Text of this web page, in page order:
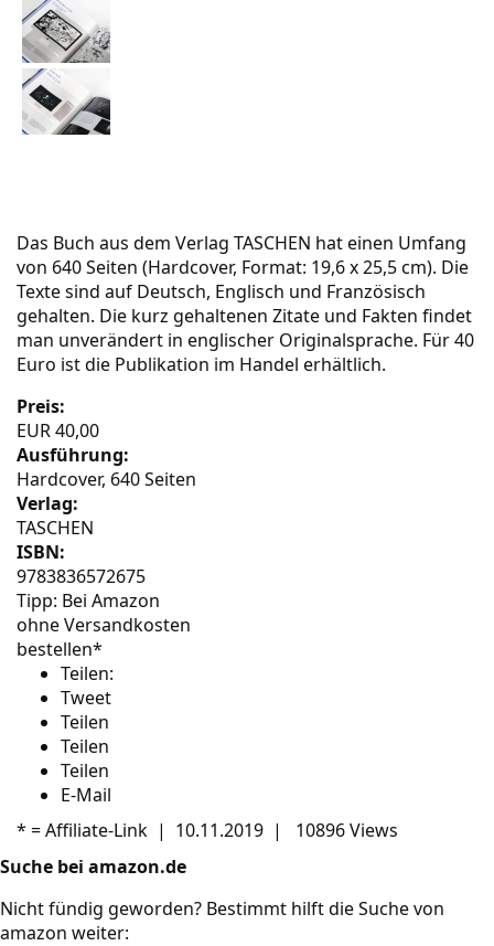
Das Buch aus dem Verlag TASCHEN hat einen Umfang
von 640 Seiten (Hardcover, Format: 19,6 x 25,5 cm). Die
Texte sind auf Deutsch, Englisch und Französisch
gehalten. Die kurz gehaltenen Zitate und Fakten findet
man unverändert in englischer Originalsprache. Für 40
Euro ist die Publikation im Handel erhältlich.
Preis:
EUR 40,00
Ausführung:
Hardcover, 640 Seiten
Verlag:
TASCHEN
ISBN:
9783836572675
Tipp: Bei Amazon
ohne Versandkosten
bestellen*
Teilen:
Tweet
Teilen
Teilen
Teilen
E-Mail
* =Affiliate-Link | 10.11.2019 |
10896 Views
Suche bei amazon.de
Nicht fündig geworden? Bestimmt hilft die Suche von
amazon weiter: